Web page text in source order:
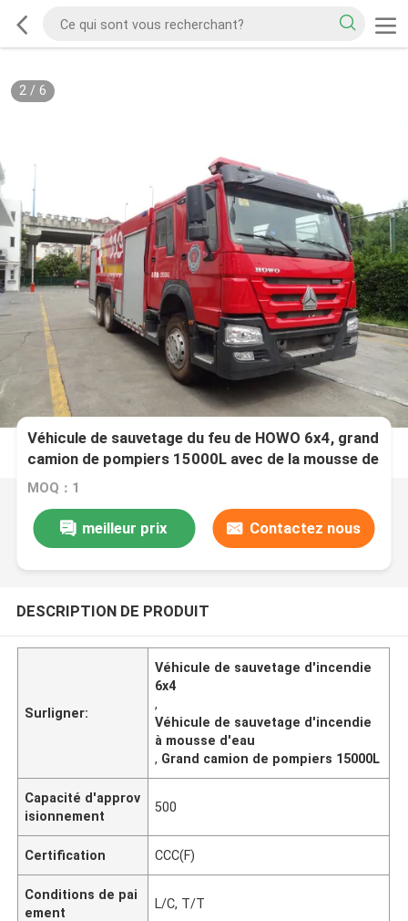
2/ 6
Véhicule de sauvetage du feu de HOWO 6x4, grand
camion de pompiers 15000L avec de la mousse de
l'eau
MOQ：1
meilleur prix Contactez nous
DESCRIPTION DE PRODUIT
Surligner:
Véhicule de sauvetage d'incendie
6x4
,
Véhicule de sauvetage d'incendie
à mousse d'eau
, Grand camion de pompiers 15000L
Capacité d'approv
isionnement
500
Certification CCC(F)
Conditions de pai
ement
L/C, T/T